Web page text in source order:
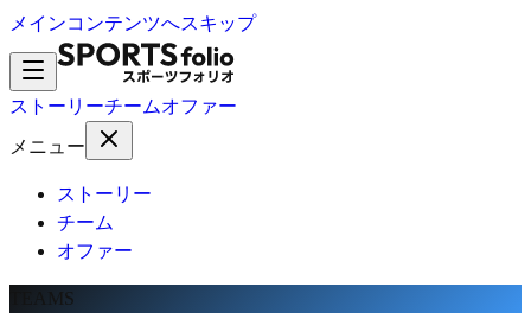
メインコンテンツへスキップ
ストーリーチームオファー
メニュー
ストーリー
チーム
オファー
TEAMS